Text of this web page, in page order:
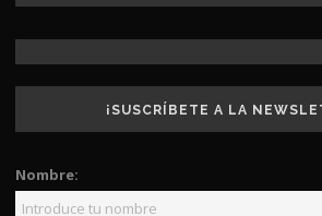
¡SUSCRÍBETE A LA
Nombre: